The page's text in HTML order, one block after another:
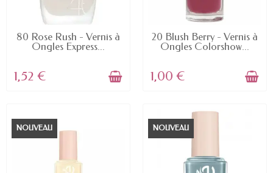
EN STOCK
80 Rose Rush - Vernis à
Ongles Express...
1,52 €
EN STOCK
20 Blush Berry - Vernis à
Ongles Colorshow...
1,00 €
NOUVEAU NOUVEAU